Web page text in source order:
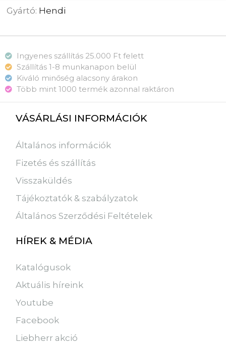
Gyártó: Hendi
Ingyenes szállítás 25.000 Ft felett
Szállítás 1-8 munkanapon belül
Kiváló minőség alacsony árakon
Több mint 1000 termék azonnal raktáron
VÁSÁRLÁSI INFORMÁCIÓK
Általános információk
Fizetés és szállítás
Visszaküldés
Tájékoztatók & szabályzatok
Általános Szerződési Feltételek
HÍREK & MÉDIA
Katalógusok
Aktuális híreink
Youtube
Facebook
Liebherr akció